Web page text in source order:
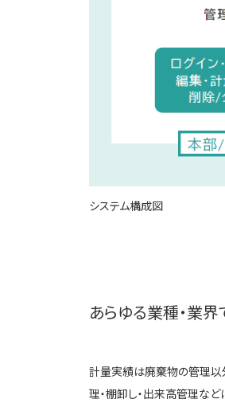
システム構成図
あらゆる業種・業
計量実績は廃棄物の管理以
理・棚卸し・出来高管理な